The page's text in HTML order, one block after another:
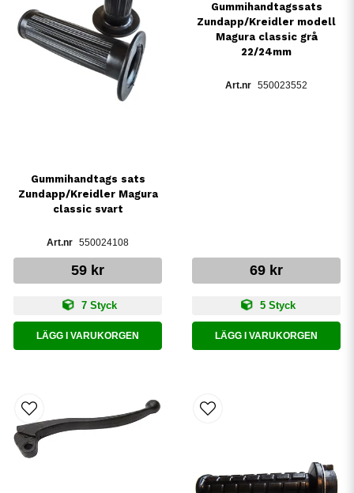
Gummihandtags sats
Zundapp/Kreidler Magura
classic svart
550024108
59 kr
7 Styck
LÄGG I VARUKORGEN
Gummihandtagssats
Zundapp/Kreidler modell
Magura classic grå
22/24mm
550023552
69 kr
5 Styck
LÄGG I VARUKORGEN